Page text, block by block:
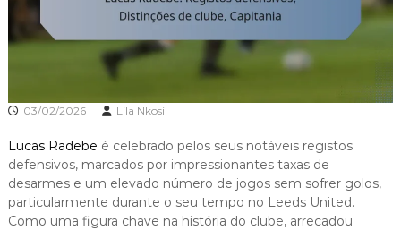
03/02/2026 Lila Nkosi
Lucas Radebe é celebrado pelos seus notáveis registos
defensivos, marcados por impressionantes taxas de
desarmes e um elevado número de jogos sem sofrer golos,
particularmente durante o seu tempo no Leeds United.
Como uma figura chave na história do clube, arrecadou